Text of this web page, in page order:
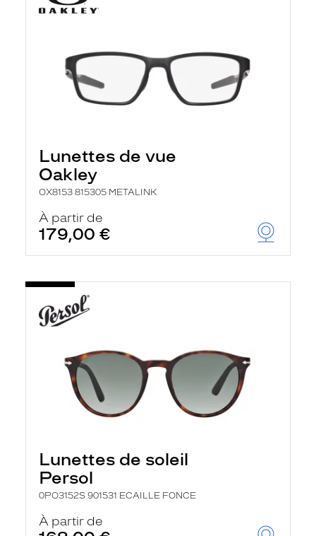
Lunettes de vue
Oakley
OX8153 815305 METALINK
À partir de
179,00 €
Lunettes de soleil
Persol
0PO3152S 901531 ECAILLE FONCE
À partir de